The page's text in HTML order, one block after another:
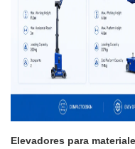
Elevadores para